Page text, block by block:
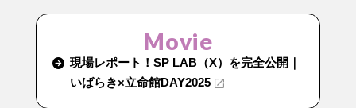
Movie
現場レポート！SP LAB（X）を完全公開｜
いばらき×立命館DAY2025